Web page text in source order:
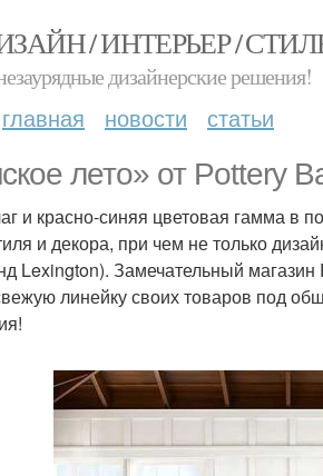
/ ИНТЕРЬЕР /
дизайнерские решения!
главная новости статьи
лето» от Pottery
и красно-синяя цветовая гамма в
и декора, при чем не только
Lexington). Замечательный магазин
линейку своих товаров под